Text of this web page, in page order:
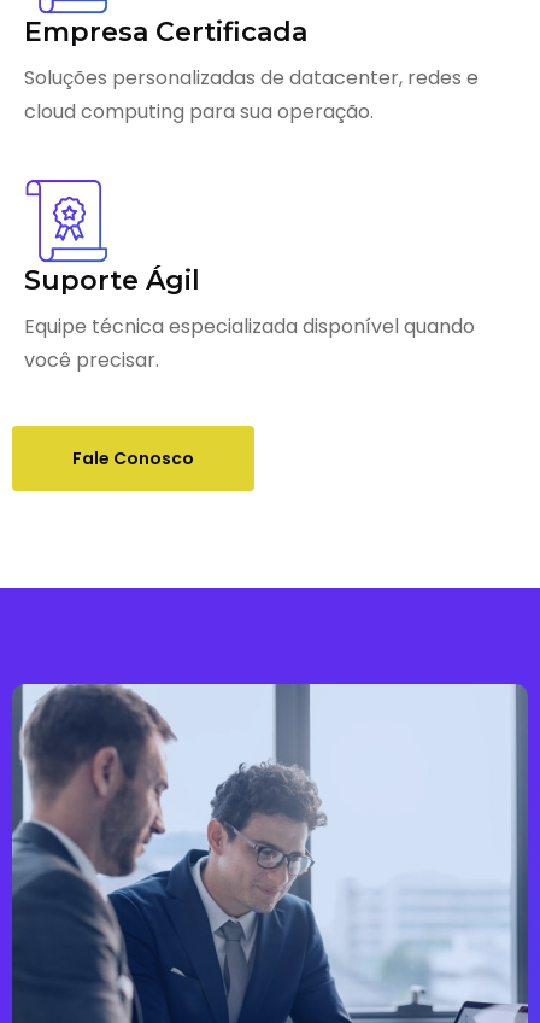
Empresa Certificada
Soluções personalizadas de datacenter, redes e
cloud computing para sua operação.
Suporte Ágil
Equipe técnica especializada disponível quando
você precisar.
Fale Conosco